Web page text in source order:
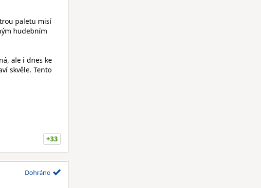
paletu misí
hudebním
ale i dnes ke
skvěle. Tento
+33
Dohráno